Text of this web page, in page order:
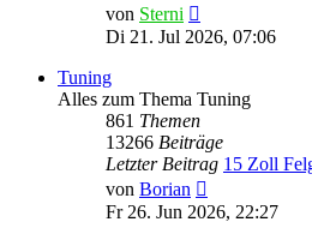
von Sterni
Beitrag
Di 21. Jul 2026, 07:06
Tuning
Alles zum Thema Tuning
861 Themen
13266 Beiträge
Letzter Beitrag 15 Zoll
von Borian
Beitrag
Fr 26. Jun 2026, 22:27